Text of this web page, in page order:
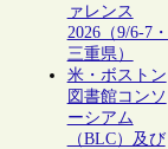
ァレンス
2026（9/6-7・
三重県）
米・ボストン
図書館コンソ
ーシアム
（BLC）及び